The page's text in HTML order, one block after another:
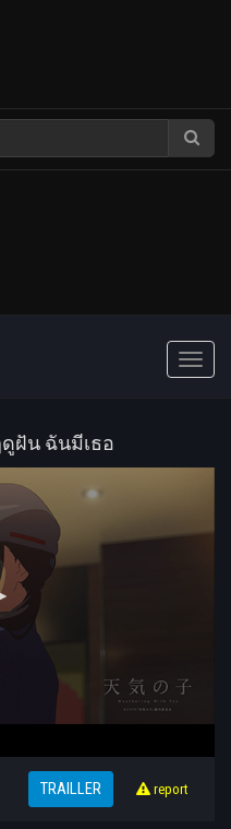
Toggle
ดูฝัน ฉันมีเธอ
TRAILLER report